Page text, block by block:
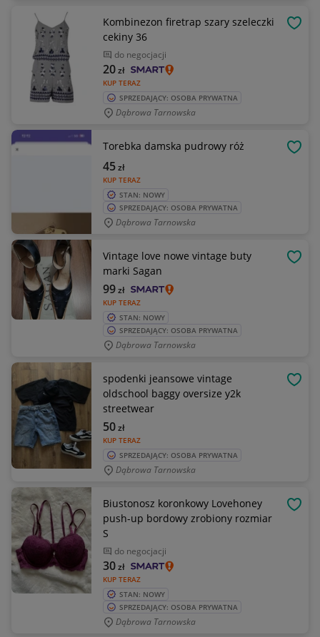
Kombinezon firetrap szary szeleczki
cekiny 36
do negocjacji
KUP TERAZ
20zł
SPRZEDAJĄCY: OSOBA PRYWATNA
Dąbrowa Tarnowska
Torebka damska pudrowy róż
KUP TERAZ
45zł
STAN: NOWY
SPRZEDAJĄCY: OSOBA PRYWATNA
Dąbrowa Tarnowska
Vintage love nowe vintage buty
marki Sagan
KUP TERAZ
99zł
STAN: NOWY
SPRZEDAJĄCY: OSOBA PRYWATNA
Dąbrowa Tarnowska
spodenki jeansowe vintage
oldschool baggy oversize y2k
streetwear
KUP TERAZ
50zł
SPRZEDAJĄCY: OSOBA PRYWATNA
Dąbrowa Tarnowska
Biustonosz koronkowy Lovehoney
push-up bordowy zrobiony rozmiar
S
do negocjacji
KUP TERAZ
30zł
STAN: NOWY
SPRZEDAJĄCY: OSOBA PRYWATNA
Dąbrowa Tarnowska